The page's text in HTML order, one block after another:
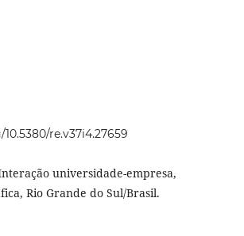
re.v37i4.27659
universidade-empresa,
Rio Grande do Sul/Brasil.